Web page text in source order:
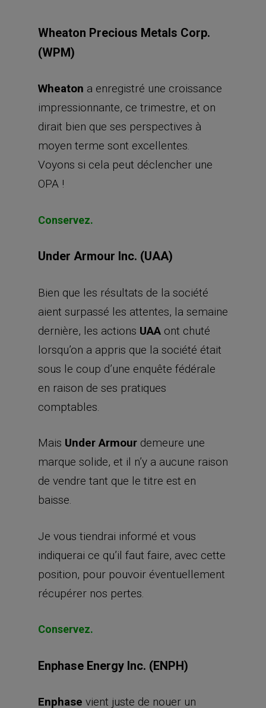
Wheaton Precious Metals Corp.
(WPM)
Wheaton a enregistré une croissance
impressionnante, ce trimestre, et on
dirait bien que ses perspectives à
moyen terme sont excellentes.
Voyons si cela peut déclencher une
OPA !
Conservez.
Under Armour Inc. (UAA)
Bien que les résultats de la société
aient surpassé les attentes, la semaine
dernière, les actions UAA ont chuté
lorsqu’on a appris que la société était
sous le coup d’une enquête fédérale
en raison de ses pratiques
comptables.
Mais Under Armour demeure une
marque solide, et il n’y a aucune raison
de vendre tant que le titre est en
baisse.
Je vous tiendrai informé et vous
indiquerai ce qu’il faut faire, avec cette
position, pour pouvoir éventuellement
récupérer nos pertes.
Conservez.
Enphase Energy Inc. (ENPH)
Enphase vient juste de nouer un